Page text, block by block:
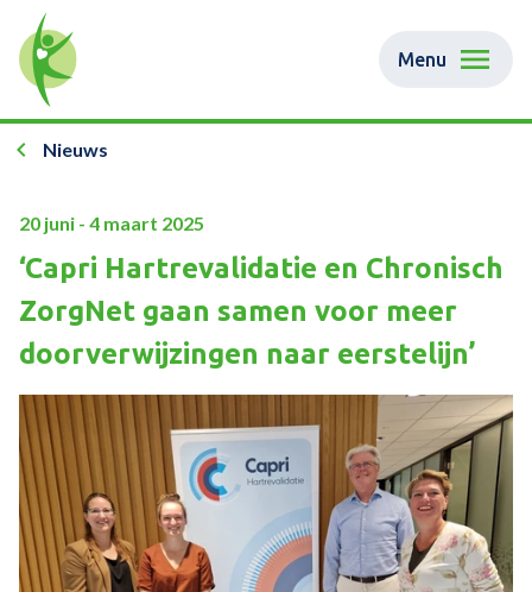
Menu
Nieuws
20 juni - 4 maart 2025
‘Capri Hartrevalidatie en Chronisch
ZorgNet gaan samen voor meer
doorverwijzingen naar eerstelijn’